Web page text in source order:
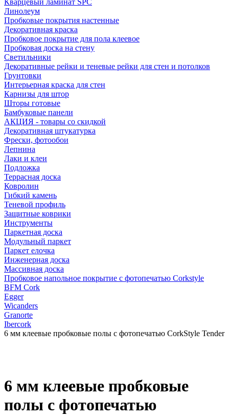
Кварцевый ламинат SPC
Линолеум
Пробковые покрытия настенные
Декоративная краска
Пробковое покрытие для пола клеевое
Пробковая доска на стену
Светильники
Декоративные рейки и теневые рейки для стен и потолков
Грунтовки
Интерьерная краска для стен
Карнизы для штор
Шторы готовые
Бамбуковые панели
АКЦИЯ - товары со скидкой
Декоративная штукатурка
Фрески, фотообои
Лепнина
Лаки и клеи
Подложка
Террасная доска
Ковролин
Гибкий камень
Теневой профиль
Защитные коврики
Инструменты
Паркетная доска
Модульный паркет
Паркет елочка
Инженерная доска
Массивная доска
Пробковое напольное покрытие с фотопечатью Corkstyle
BFM Cork
Egger
Wicanders
Granorte
Ibercork
6 мм клеевые пробковые полы с фотопечатью CorkStyle Tender
6 мм клеевые пробковые
полы с фотопечатью